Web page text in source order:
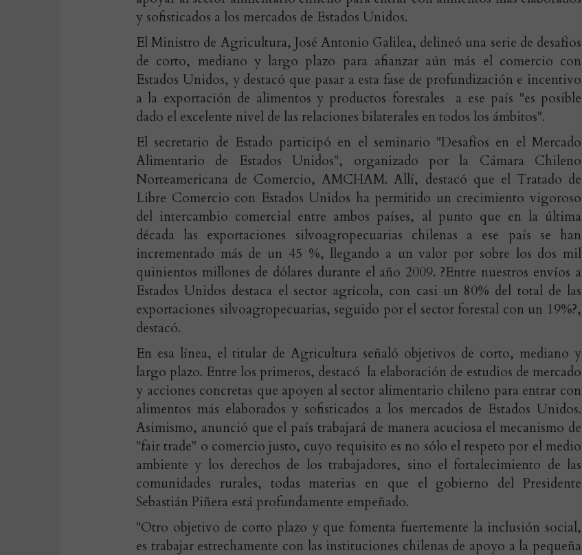
y sofisticados a los mercados de Estados Unidos.
El Ministro de Agricultura, José Antonio Galilea, delineó una serie de desafíos
de corto, mediano y largo plazo para afianzar aún más el comercio con
Estados Unidos, y destacó que pasar a esta fase de profundización e incentivo
a la exportación de alimentos y productos forestales a ese país "es posible
dado el excelente nivel de las relaciones bilaterales en todos los ámbitos".
El secretario de Estado participó en el seminario "Desafíos en el Mercado
Alimentario de Estados Unidos", organizado por la Cámara Chileno
Norteamericana de Comercio, AMCHAM. Allí, destacó que el Tratado de
Libre Comercio con Estados Unidos ha permitido un crecimiento vigoroso
del intercambio comercial entre ambos países, al punto que en la última
década las exportaciones silvoagropecuarias chilenas a ese país se han
incrementado más de un 45 %, llegando a un valor por sobre los dos mil
quinientos millones de dólares durante el año 2009. ?Entre nuestros envíos a
Estados Unidos destaca el sector agrícola, con casi un 80% del total de las
exportaciones silvoagropecuarias, seguido por el sector forestal con un 19%?,
destacó.
En esa línea, el titular de Agricultura señaló objetivos de corto, mediano y
largo plazo. Entre los primeros, destacó la elaboración de estudios de mercado
y acciones concretas que apoyen al sector alimentario chileno para entrar con
alimentos más elaborados y sofisticados a los mercados de Estados Unidos.
Asimismo, anunció que el país trabajará de manera acuciosa el mecanismo de
"fair trade" o comercio justo, cuyo requisito es no sólo el respeto por el medio
ambiente y los derechos de los trabajadores, sino el fortalecimiento de las
comunidades rurales, todas materias en que el gobierno del Presidente
Sebastián Piñera está profundamente empeñado.
"Otro objetivo de corto plazo y que fomenta fuertemente la inclusión social,
es trabajar estrechamente con las instituciones chilenas de apoyo a la pequeña